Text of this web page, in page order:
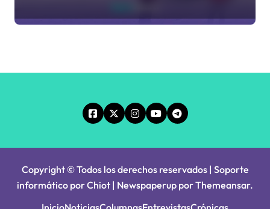
Copyright © Todos los derechos reservados | Soporte
informático por Chiot | Newspaperup porThemeansar.